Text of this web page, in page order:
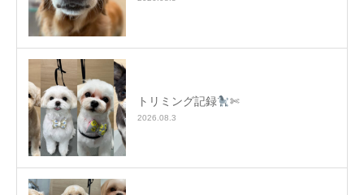
トリミング記録 ✄
2026.08.3